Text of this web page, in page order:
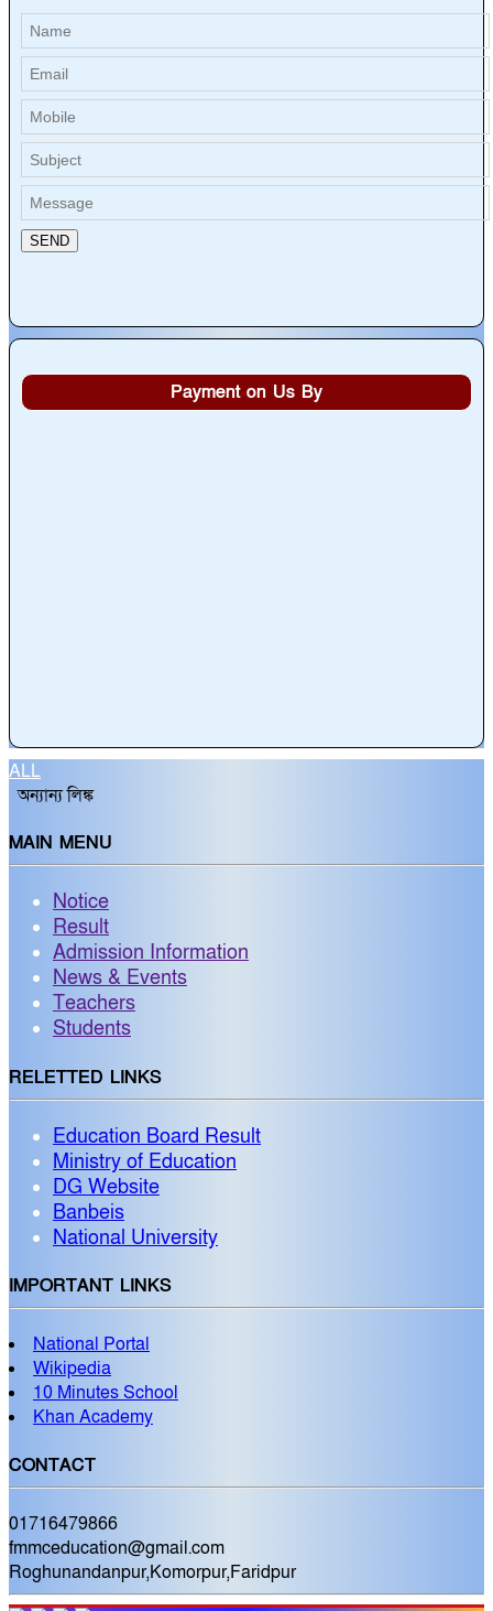
Payment on Us By
ALL
অন্যান্য লিঙ্ক
MAIN MENU
Notice
Result
Admission Information
News & Events
Teachers
Students
RELETTED LINKS
Education Board Result
Ministry of Education
DG Website
Banbeis
National University
IMPORTANT LINKS
National Portal
Wikipedia
10 Minutes School
Khan Academy
CONTACT
01716479866
fmmceducation@gmail.com
Roghunandanpur,Komorpur,Faridpur